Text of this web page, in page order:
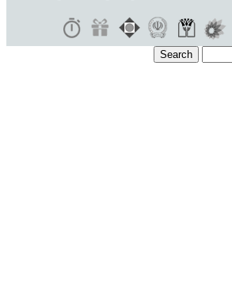
Search